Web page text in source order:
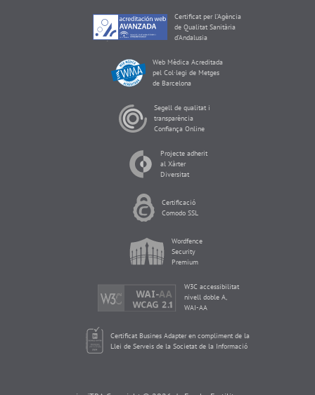
Certificat per l’Agència
de Qualitat Sanitària
d’Andalusia
Web Mèdica Acreditada
pel Col·legi de Metges
de Barcelona
Segell de qualitat i
transparència
Confiança Online
Projecte adherit
al Xàrter
Diversitat
Certificació
Comodo SSL
Wordfence
Security
Premium
W3C accessibilitat
nivell doble A,
WAI-AA
Certificat Busines Adapter en compliment de la
Llei de Serveis de la Societat de la Informació